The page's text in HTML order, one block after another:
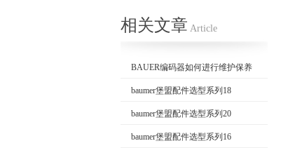
公司名称
相关文章 Article
BAUER编码器如何进行维护保养
baumer堡盟配件选型系列18
baumer堡盟配件选型系列20
baumer堡盟配件选型系列16